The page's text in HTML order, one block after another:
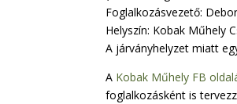
Foglalkozásvezető:
Helyszín: Kobak Műhely
A járványhelyzet miatt
A Kobak Műhely FB
foglalkozásként is